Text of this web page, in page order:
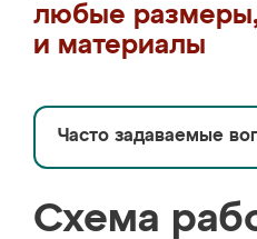
любые размеры,
и материалы
Часто задаваемые
Схема